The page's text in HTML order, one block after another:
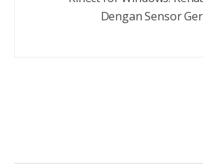
Dengan Sensor